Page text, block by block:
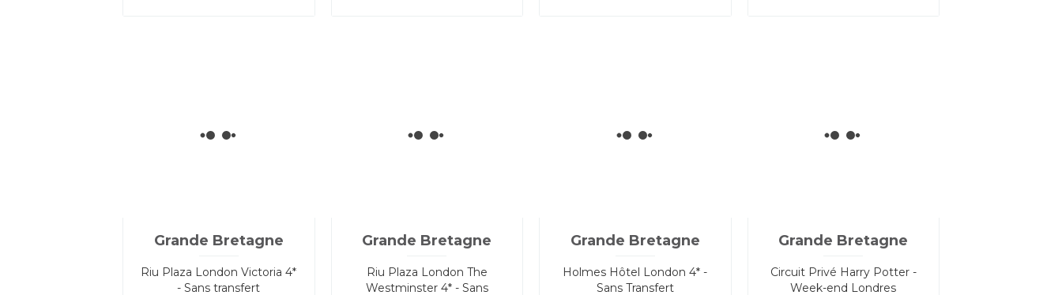
Grande Bretagne
Riu Plaza London Victoria 4*
- Sans transfert
Grande Bretagne
Riu Plaza London The
Westminster 4* - Sans
Grande Bretagne
Holmes Hôtel London 4* -
Sans Transfert
Grande Bretagne
Circuit Privé Harry Potter -
Week-end Londres